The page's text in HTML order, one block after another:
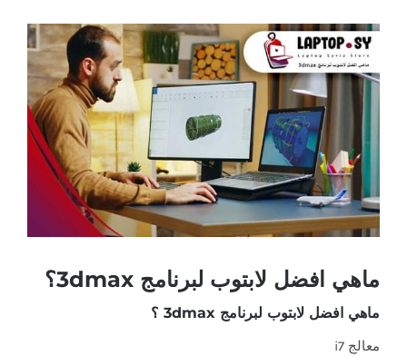
مشاهدة
صورة
أكبر
ماهي افضل لابتوب لبرنامج 3dmax؟
ماهي افضل لابتوب لبرنامج 3dmax ؟
معالج i7